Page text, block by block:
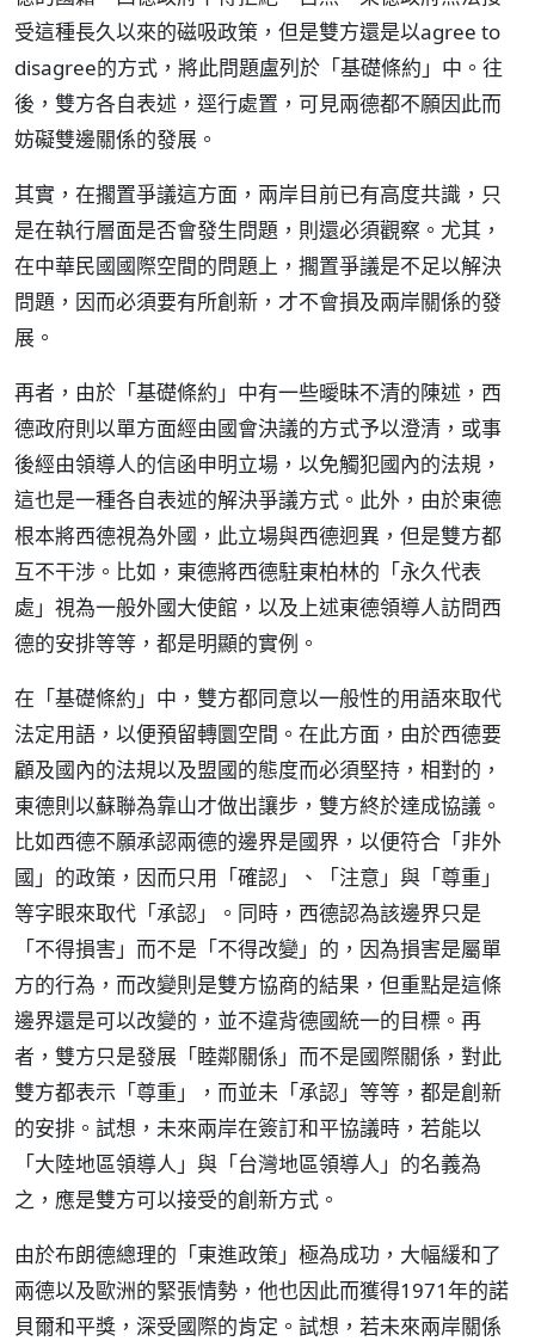
受這種長久以來的磁吸政策，但是雙方還是以agree to
disagree的方式，將此問題盧列於「基礎條約」中。往
後，雙方各自表述，逕行處置，可見兩德都不願因此而
妨礙雙邊關係的發展。
其實，在擱置爭議這方面，兩岸目前已有高度共識，只
是在執行層面是否會發生問題，則還必須觀察。尤其，
在中華民國國際空間的問題上，擱置爭議是不足以解決
問題，因而必須要有所創新，才不會損及兩岸關係的發
展。
再者，由於「基礎條約」中有一些曖昧不清的陳述，西
德政府則以單方面經由國會決議的方式予以澄清，或事
後經由領導人的信函申明立場，以免觸犯國內的法規，
這也是一種各自表述的解決爭議方式。此外，由於東德
根本將西德視為外國，此立場與西德迥異，但是雙方都
互不干涉。比如，東德將西德駐東柏林的「永久代表
處」視為一般外國大使館，以及上述東德領導人訪問西
德的安排等等，都是明顯的實例。
在「基礎條約」中，雙方都同意以一般性的用語來取代
法定用語，以便預留轉圜空間。在此方面，由於西德要
顧及國內的法規以及盟國的態度而必須堅持，相對的，
東德則以蘇聯為靠山才做出讓步，雙方終於達成協議。
比如西德不願承認兩德的邊界是國界，以便符合「非外
國」的政策，因而只用「確認」、「注意」與「尊重」
等字眼來取代「承認」。同時，西德認為該邊界只是
「不得損害」而不是「不得改變」的，因為損害是屬單
方的行為，而改變則是雙方協商的結果，但重點是這條
邊界還是可以改變的，並不違背德國統一的目標。再
者，雙方只是發展「睦鄰關係」而不是國際關係，對此
雙方都表示「尊重」，而並未「承認」等等，都是創新
的安排。試想，未來兩岸在簽訂和平協議時，若能以
「大陸地區領導人」與「台灣地區領導人」的名義為
之，應是雙方可以接受的創新方式。
由於布朗德總理的「東進政策」極為成功，大幅緩和了
兩德以及歐洲的緊張情勢，他也因此而獲得1971年的諾
貝爾和平獎，深受國際的肯定。試想，若未來兩岸關係